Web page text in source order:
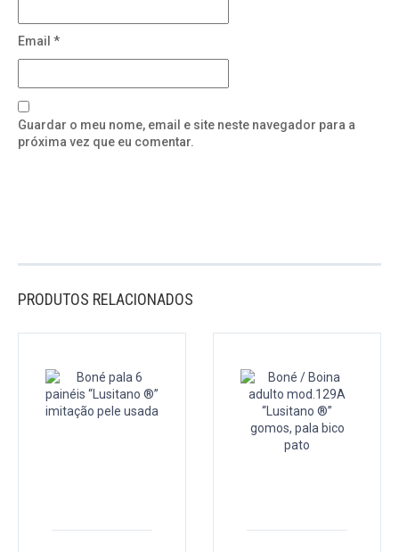
Email *
Guardar o meu nome, email e site neste navegador para a
próxima vez que eu comentar.
PRODUTOS RELACIONADOS